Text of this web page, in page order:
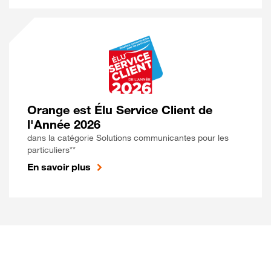
Orange est Élu Service Client de
l'Année 2026
dans la catégorie Solutions communicantes pour les
particuliers**
En savoir plus